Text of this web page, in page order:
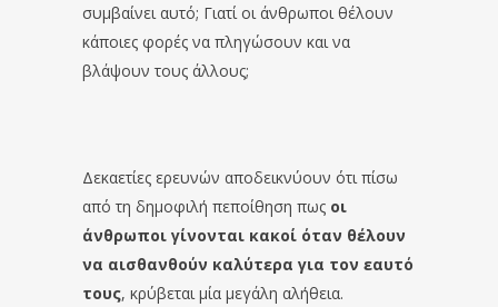
συμβαίνει αυτό; Γιατί οι άνθρωποι θέλουν
κάποιες φορές να πληγώσουν και να
βλάψουν τους άλλους;
Δεκαετίες ερευνών αποδεικνύουν ότι πίσω
από τη δημοφιλή πεποίθηση πως οι
άνθρωποι γίνονται κακοί όταν θέλουν
να αισθανθούν καλύτερα για τον εαυτό
τους, κρύβεται μία μεγάλη αλήθεια.